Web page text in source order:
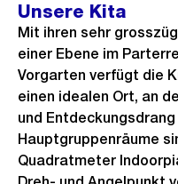
Unsere Kita
Mit ihren sehr
einer Ebene im
Vorgarten verfügt die
einen idealen Ort, an
und
Hauptgruppenräume
Quadratmeter